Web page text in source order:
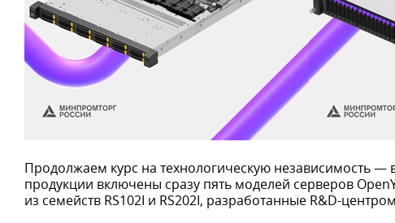
Продолжаем курс на технологическую независимость
продукции включены сразу пять моделей серверов
из семейств RS102I и RS202I, разработанные R&D-